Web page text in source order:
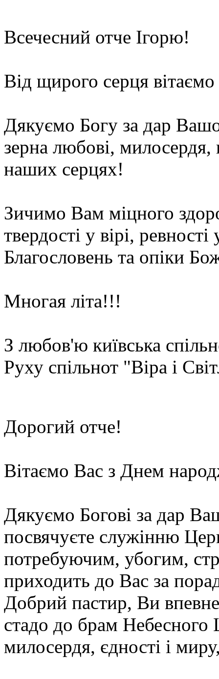
Всечесний отче Ігорю!
Від щирого серця
Дякуємо Богу за дар
зерна любові, милосердя,
наших серцях!
Зичимо Вам міцного
твердості у вірі,
Благословень та опіки
Многая літа!!!
З любов'ю київська
Руху спільнот "Віра і
Дорогий отче!
Вітаємо Вас з Днем
Дякуємо Богові за дар
посвячуєте служінню
потребуючим, убогим,
приходить до Вас за
Добрий пастир, Ви
стадо до брам Небесного
милосердя, єдності і